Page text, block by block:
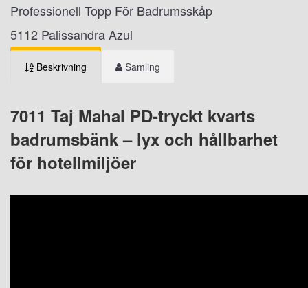
Professionell Topp För Badrumsskåp
5112 Palissandra Azul
Beskrivning Samling
7011 Taj Mahal PD-tryckt kvarts
badrumsbänk – lyx och hållbarhet
för hotellmiljöer